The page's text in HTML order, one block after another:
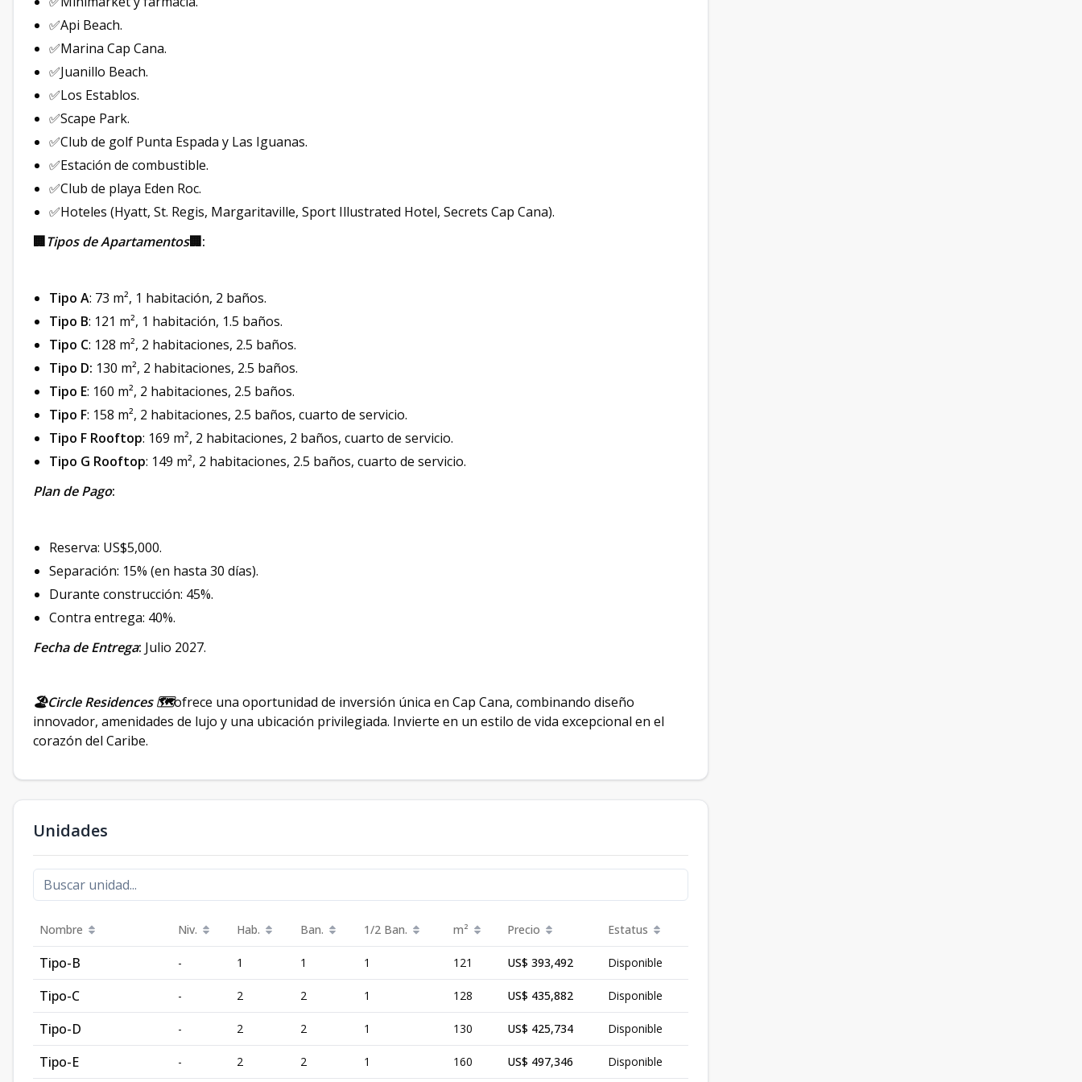
✅Api Beach.
✅Marina Cap Cana.
✅Juanillo Beach.
✅Los Establos.
✅Scape Park.
✅Club de golf Punta Espada y Las Iguanas.
✅Estación de combustible.
✅Club de playa Eden Roc.
✅Hoteles (Hyatt, St. Regis, Margaritaville, Sport Illustrated Hotel, Secrets Cap Cana).
🏢Tipos de Apartamentos🏢:
Tipo A: 73 m², 1 habitación, 2 baños.
Tipo B: 121 m², 1 habitación, 1.5 baños.
Tipo C: 128 m², 2 habitaciones, 2.5 baños.
Tipo D: 130 m², 2 habitaciones, 2.5 baños.
Tipo E: 160 m², 2 habitaciones, 2.5 baños.
Tipo F: 158 m², 2 habitaciones, 2.5 baños, cuarto de servicio.
Tipo F Rooftop: 169 m², 2 habitaciones, 2 baños, cuarto de servicio.
Tipo G Rooftop: 149 m², 2 habitaciones, 2.5 baños, cuarto de servicio.
Plan de Pago:
Reserva: US$5,000.
Separación: 15% (en hasta 30 días).
Durante construcción: 45%.
Contra entrega: 40%.
Fecha de Entrega: Julio 2027.
🏖Circle Residences 🗺ofrece una oportunidad de inversión única en Cap Cana, combinando diseño
innovador, amenidades de lujo y una ubicación privilegiada. Invierte en un estilo de vida excepcional en el
corazón del Caribe.
Unidades
Nombre Niv. Hab. Ban. 1/2 Ban. m² Precio Estatus
Tipo-B - 1 1 1 121 US$ 393,492 Disponible
Tipo-C - 2 2 1 128 US$ 435,882 Disponible
Tipo-D - 2 2 1 130 US$ 425,734 Disponible
Tipo-E - 2 2 1 160 US$ 497,346 Disponible